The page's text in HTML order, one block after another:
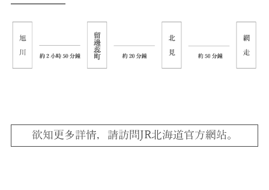
欲知更多詳情，請訪問JR北海道官方網站。